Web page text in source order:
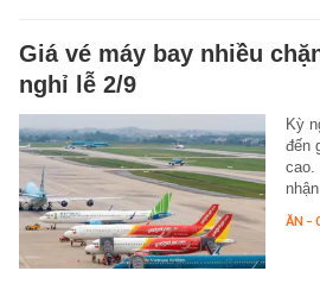
Giá vé máy bay nhiều
nghỉ lễ 2/9
Kỳ
đến
cao.
ĂN -